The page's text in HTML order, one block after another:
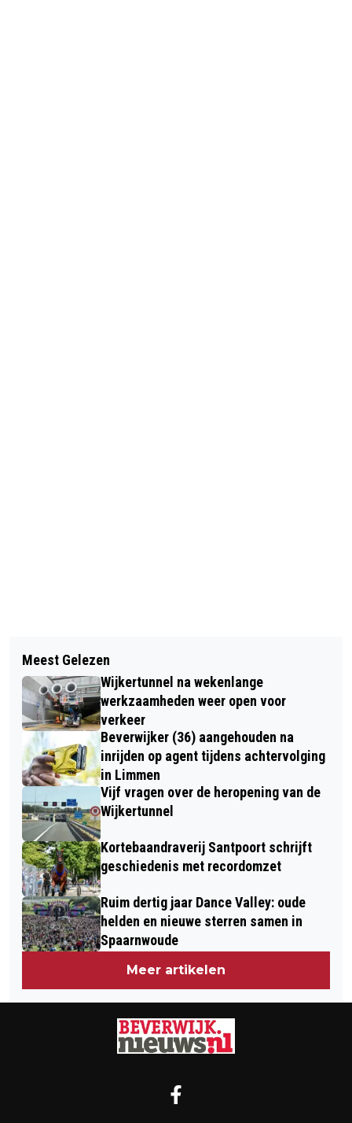
AJAX TREFT NA WINST OP TELSTAR
‘DIE ANDERE BUURMAN’ AZ IN
ACHTSTE FINALE KNVB-BEKER
POLITIE NOORD-HOLLAND WIL
SAMENWERKING MET
BEVEILIGINGSBEDRIJVEN
ONDERZOEKEN
Meest Gelezen
Wijkertunnel na wekenlange
werkzaamheden weer open voor
verkeer
Beverwijker (36) aangehouden na
inrijden op agent tijdens achtervolging
in Limmen
Vijf vragen over de heropening van de
Wijkertunnel
Kortebaandraverij Santpoort schrijft
geschiedenis met recordomzet
Ruim dertig jaar Dance Valley: oude
helden en nieuwe sterren samen in
Spaarnwoude
Meer artikelen